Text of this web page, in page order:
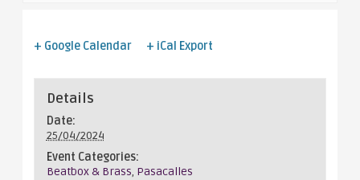
+ Google Calendar + iCal Export
Details
Date:
25/04/2024
Event Categories:
Beatbox & Brass, Pasacalles